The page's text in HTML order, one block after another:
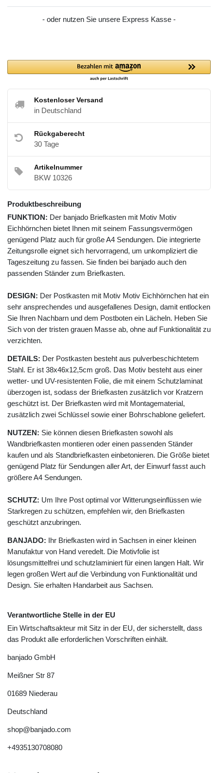
- oder nutzen Sie unsere Express Kasse -
Kostenloser Versand
in Deutschland
Rückgaberecht
30 Tage
Artikelnummer
BKW 10326
Produktbeschreibung
FUNKTION: Der banjado Briefkasten mit Motiv Motiv
Eichhörnchen bietet Ihnen mit seinem Fassungsvermögen
genügend Platz auch für große A4 Sendungen. Die integrierte
Zeitungsrolle eignet sich hervorragend, um unkompliziert die
Tageszeitung zu fassen. Sie finden bei banjado auch den
passenden Ständer zum Briefkasten.
DESIGN: Der Postkasten mit Motiv Motiv Eichhörnchen hat ein
sehr ansprechendes und ausgefallenes Design, damit entlocken
Sie Ihren Nachbarn und dem Postboten ein Lächeln. Heben Sie
Sich von der tristen grauen Masse ab, ohne auf Funktionalität zu
verzichten.
DETAILS: Der Postkasten besteht aus pulverbeschichtetem
Stahl. Er ist 38x46x12,5cm groß. Das Motiv besteht aus einer
wetter- und UV-resistenten Folie, die mit einem Schutzlaminat
überzogen ist, sodass der Briefkasten zusätzlich vor Kratzern
geschützt ist. Der Briefkasten wird mit Montagematerial,
zusätzlich zwei Schlüssel sowie einer Bohrschablone geliefert.
NUTZEN: Sie können diesen Briefkasten sowohl als
Wandbriefkasten montieren oder einen passenden Ständer
kaufen und als Standbriefkasten einbetonieren. Die Größe bietet
genügend Platz für Sendungen aller Art, der Einwurf fasst auch
größere A4 Sendungen.
SCHUTZ: Um Ihre Post optimal vor Witterungseinflüssen wie
Starkregen zu schützen, empfehlen wir, den Briefkasten
geschützt anzubringen.
BANJADO: Ihr Briefkasten wird in Sachsen in einer kleinen
Manufaktur von Hand veredelt. Die Motivfolie ist
lösungsmittelfrei und schutzlaminiert für einen langen Halt. Wir
legen großen Wert auf die Verbindung von Funktionalität und
Design. Sie erhalten Handarbeit aus Sachsen.
Verantwortliche Stelle in der EU
Ein Wirtschaftsakteur mit Sitz in der EU, der sicherstellt, dass
das Produkt alle erforderlichen Vorschriften einhält.
banjado GmbH
Meißner Str 87
01689 Niederau
Deutschland
shop@banjado.com
+4935130708080